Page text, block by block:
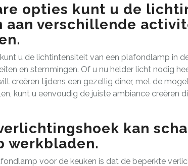
opties kunt u de
aan verschillende
u de lichtintensiteit van een plafondlamp in
en stemmingen. Of u nu helder licht nodig
creëren tijdens een gezellig diner, met de
kunt u eenvoudig de juiste ambiance creëren
kan
werkbladen.
voor de keuken is dat de beperkte